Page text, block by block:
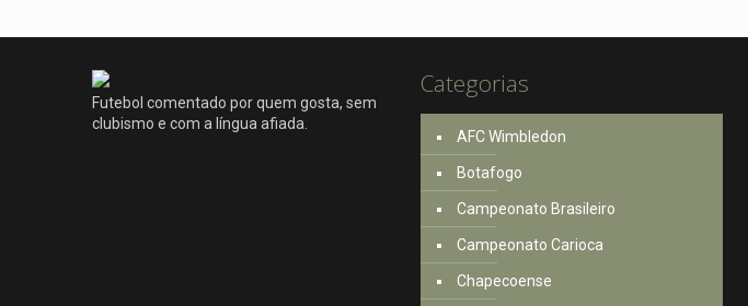
Futebol comentado por quem gosta, sem
clubismo e com a língua afiada.
Categorias
AFC Wimbledon
Botafogo
Campeonato Brasileiro
Campeonato Carioca
Chapecoense